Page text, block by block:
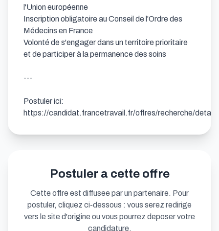
l'Union européenne
Inscription obligatoire au Conseil de l'Ordre des
Médecins en France
Volonté de s'engager dans un territoire prioritaire
et de participer à la permanence des soins
---
Postuler ici:
https://candidat.francetravail.fr/offres/recherche/detail/
Postuler a cette offre
Cette offre est diffusee par un partenaire. Pour
postuler, cliquez ci-dessous : vous serez redirige
vers le site d'origine ou vous pourrez deposer votre
candidature.